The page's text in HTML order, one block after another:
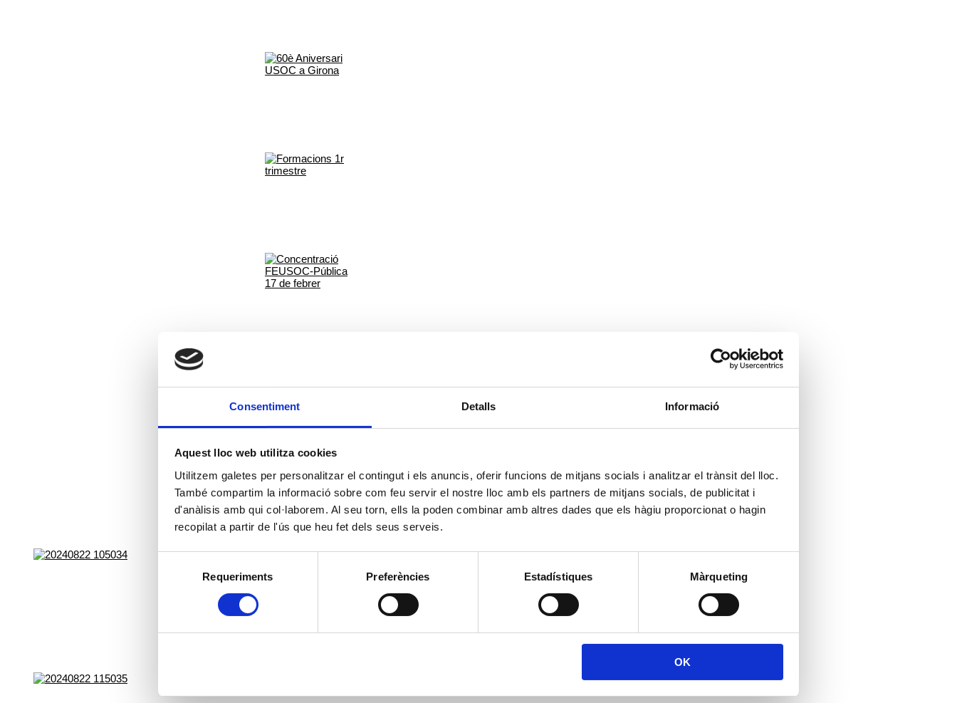
Consentiment Detalls Informació
Aquest lloc web utilitza cookies
Utilitzem galetes per personalitzar el contingut i els anuncis, oferir funcions de mitjans socials i analitzar el trànsit del lloc.
També compartim la informació sobre com feu servir el nostre lloc amb els partners de mitjans socials, de publicitat i
d'anàlisis amb qui col·laborem. Al seu torn, ells la poden combinar amb altres dades que els hàgiu proporcionat o hagin
recopilat a partir de l'ús que heu fet dels seus serveis.
consentiment
Requeriments Preferències Estadístiques Màrqueting
OK